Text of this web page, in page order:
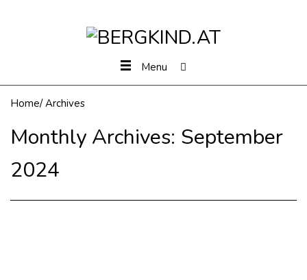
Menu
Home/ Archives
Monthly Archives: September
2024